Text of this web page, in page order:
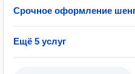
Срочное оформление
Ещё 5 услуг